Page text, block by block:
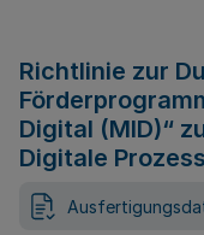
Richtlinie zur
Digital (MID)“
Digitale